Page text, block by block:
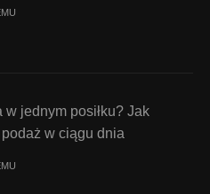
w jednym posiłku? Jak
podaż w ciągu dnia